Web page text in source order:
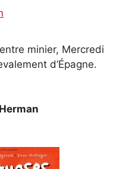
minier, Mercredi
d’Épagne.